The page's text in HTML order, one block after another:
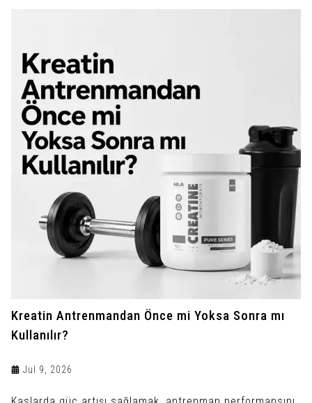
Kreatin Antrenmandan Önce mi Yoksa Sonra mı
Kullanılır?
Jul 9, 2026